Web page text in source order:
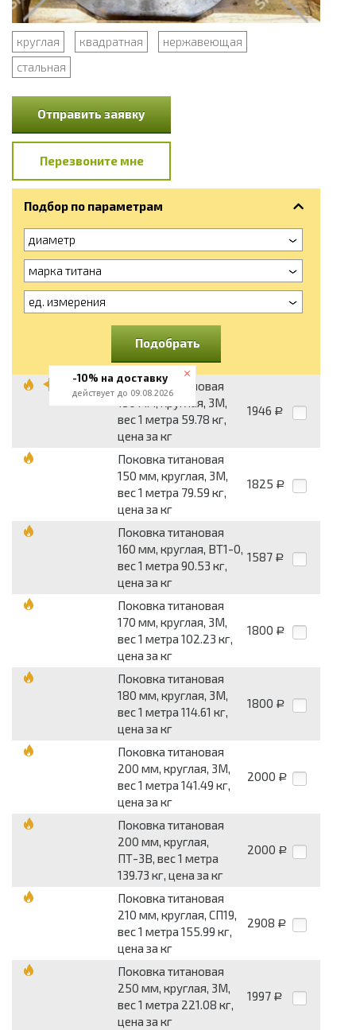
круглая квадратная
нержавеющая
стальная
Отправить заявку
Перезвоните мне
Подбор по параметрам
диаметр
марка титана
ед. измерения
Подобрать
Поковка титановая
130 мм, круглая, 3М,
вес 1 метра 59.78 кг,
цена за кг
1946 Р
Поковка титановая
150 мм, круглая, 3М,
вес 1 метра 79.59 кг,
цена за кг
1825 Р
Поковка титановая
160 мм, круглая, ВТ1-0,
вес 1 метра 90.53 кг,
цена за кг
1587 Р
Поковка титановая
170 мм, круглая, 3М,
вес 1 метра 102.23 кг,
цена за кг
1800 Р
Поковка титановая
180 мм, круглая, 3М,
вес 1 метра 114.61 кг,
цена за кг
1800 Р
Поковка титановая
200 мм, круглая, 3М,
вес 1 метра 141.49 кг,
цена за кг
2000 Р
Поковка титановая
200 мм, круглая,
ПТ-3В, вес 1 метра
139.73 кг, цена за кг
2000 Р
Поковка титановая
210 мм, круглая, СП19,
вес 1 метра 155.99 кг,
цена за кг
2908 Р
Поковка титановая
250 мм, круглая, 3М,
вес 1 метра 221.08 кг,
цена за кг
1997 Р
-10% на доставку
действует до 09.08.2026